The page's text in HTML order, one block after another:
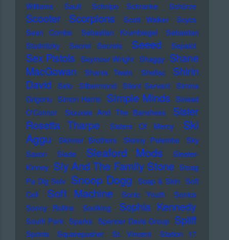
Williams
Sault Schnipo Schranke Schürze
Scooter Scorpions Scott Walker
Scycs
Sean Combs
Sebastian Krumbiegel
Sebastian
Studnitzky
Secret Secrets Seeed Sepalot
Sex Pistols Seymour Wright Shaggy Shane
MacGowan
Shania Twain Shellac
Shirin
David
Sido Silbermond Silent Servant Simina
Grigoriu Simon Harris Simple Minds Sinead
O'Connor
Siouxsie And The Banshees
Sister
Rosetta Tharpe
Sisters Of Mercy
Ski
Aggu
Skinner Brothers Skinny Pelembe
Sky
Saxon
Slade Sleaford Mods
Sleater-
Kinney Sly And The Family Stone Smag
Pa Dig Selv Snoop Dogg Soap & Skin Soft
Cell
Soft Machine Sonic Youth
Sonics
Sonny Rollins
Soolking Sophia Kennedy
South Park Sparks Spencer Davis Group Spliff
Sprints Squarepusher St. Vincent
Station 17